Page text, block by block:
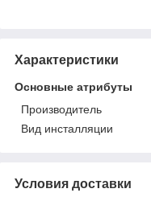
Характеристики
Основные атрибуты
Производитель
Вид инсталляции
Условия доставки